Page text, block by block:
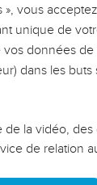
on voit
», vous
unique de
données de
dans les buts
de la vidéo,
de relation